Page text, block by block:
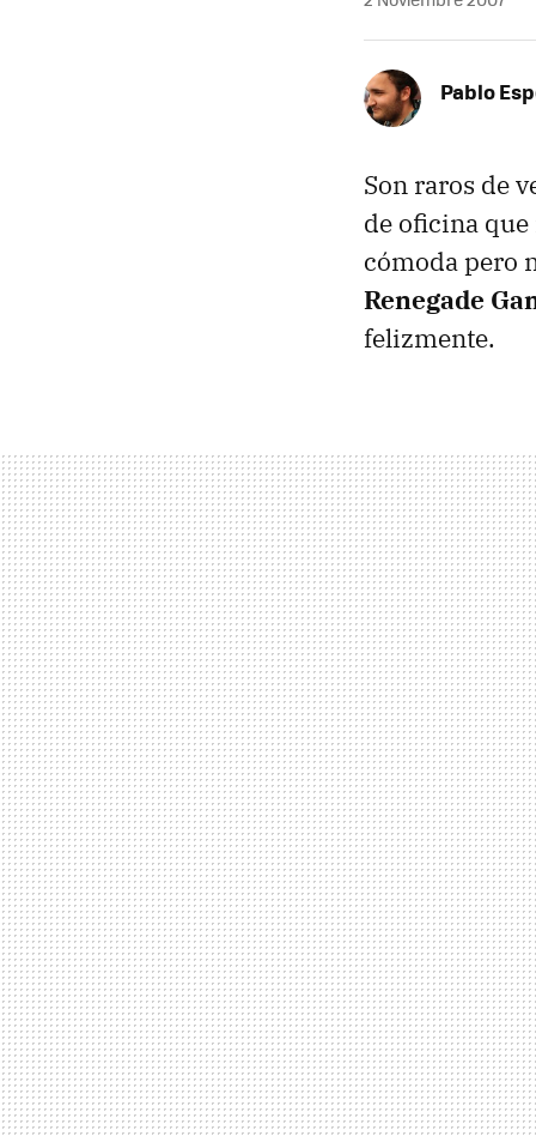
Pablo
Son raros de
de oficina
cómoda pero
Renegade
felizmente.